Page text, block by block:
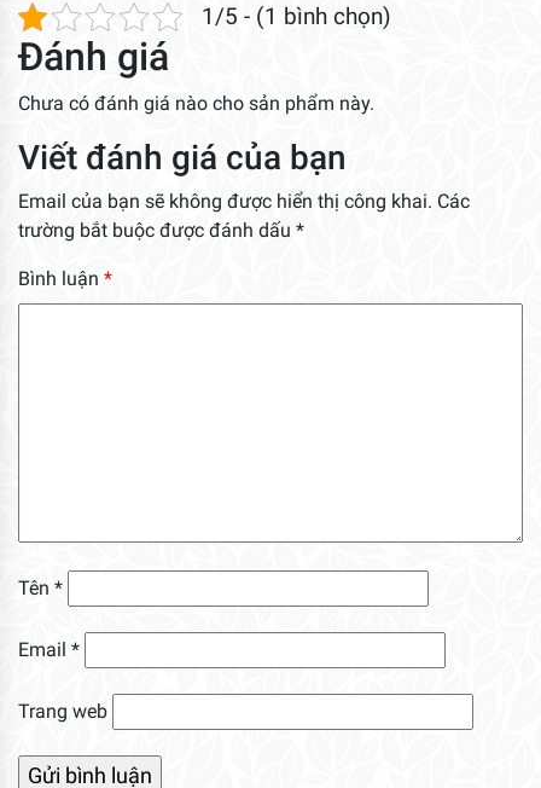
1/5 - (1 bình chọn)
Đánh giá
Chưa có đánh giá nào cho sản phẩm này.
Viết đánh giá của bạn
Email của bạn sẽ không được hiển thị công khai. Các
trường bắt buộc được đánh dấu *
Bình luận *
Tên *
Email *
Trang web